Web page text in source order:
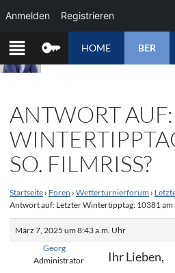
ZUM
INHALT
SPRINGEN
HOME BER
ANTWORT
SO. FILMRISS?
Startseite › Foren › Wetterturnierforum ›
Antwort auf: Letzter Wintertipptag: 10381 am
März 7, 2025 um 8:43 a.m. Uhr
Georg
Administrator
Ihr Lieben,
Anmelden Registrieren